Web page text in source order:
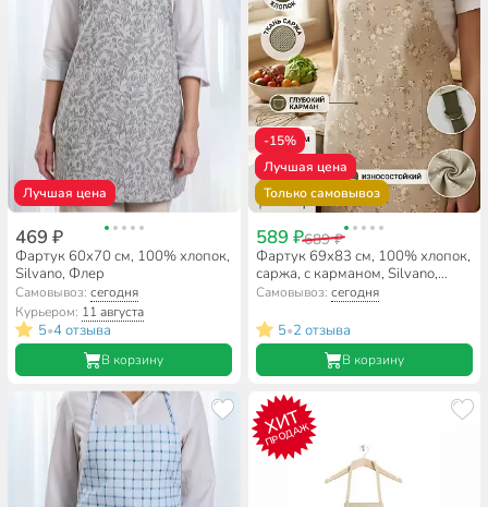
Лучшая цена
469 ₽
Фартук 60х70 см, 100% хлопок,
Silvano, Флер
Самовывоз:сегодня
Курьером: 11 августа
5•4 отзыва
В корзину
-15%
Лучшая цена
Только самовывоз
589 ₽689 ₽
Фартук 69х83 см, 100% хлопок,
саржа, с карманом, Silvano,
зеленый, A170100
Самовывоз: сегодня
5•2 отзыва
В корзину
ХИТ
ПРОДАЖ